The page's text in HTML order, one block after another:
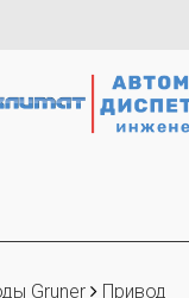
Gruner
Привод